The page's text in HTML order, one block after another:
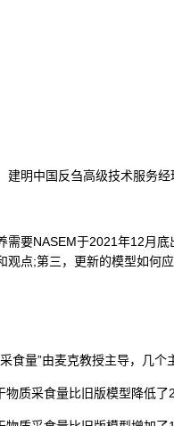
明中国反刍高级技术服务经
要NASEM于2021年12月底
观点;第三，更新的模型如何应
量”由麦克教授主导，几个
质采食量比旧版模型降低了2